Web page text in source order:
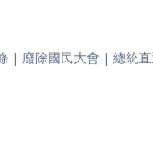
| 廢除國民大會 | 總統